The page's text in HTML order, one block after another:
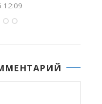
12:09